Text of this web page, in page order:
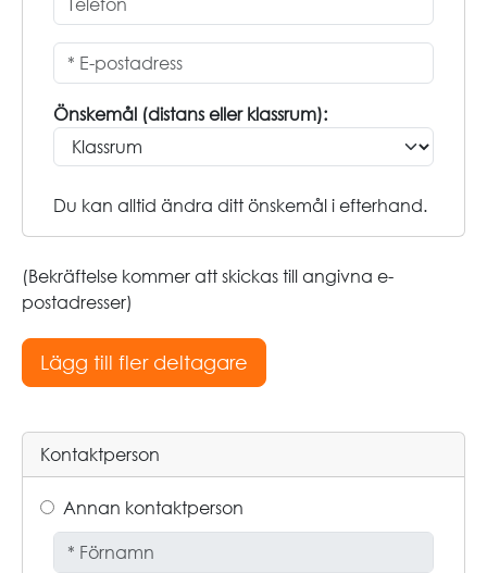
Önskemål (distans eller klassrum):
Du kan alltid ändra ditt önskemål i efterhand.
(Bekräftelse kommer att skickas till angivna e-
postadresser)
Kontaktperson
Annan kontaktperson